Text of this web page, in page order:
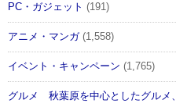
PC・ガジェット (191)
アニメ・マンガ(1,558)
イベント・キャンペーン (1,765)
グルメ 秋葉原を中心としたグルメ